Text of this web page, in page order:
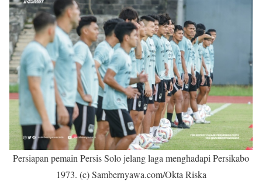
Persiapan pemain Persis Solo jelang laga menghadapi Persikabo
1973. (c) Sambernyawa.com/Okta Riska